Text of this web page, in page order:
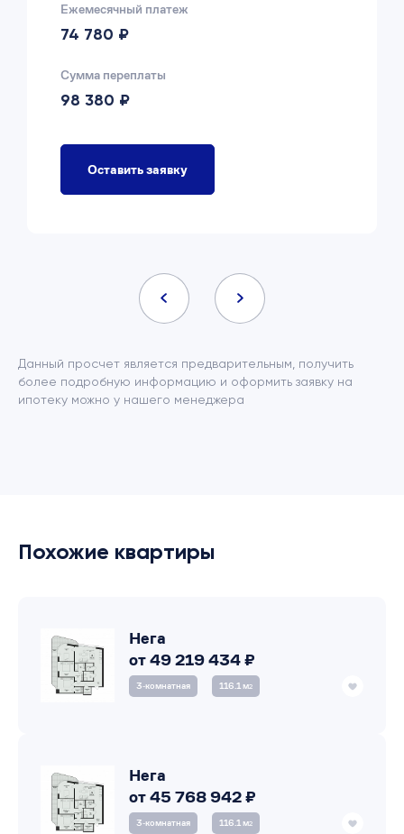
Ежемесячный платеж
74 780 ₽
Сумма переплаты
98 380 ₽
Оставить заявку
Данный просчет является предварительным, получить
более подробную информацию и оформить заявку на
ипотеку можно у нашего менеджера
Похожие квартиры
Нега
от 49 219 434 ₽
3‑комнатная 116.1 м2
Нега
от 45 768 942 ₽
3‑комнатная 116.1 м2